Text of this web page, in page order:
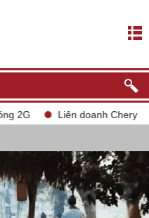
Liên doanh Chery